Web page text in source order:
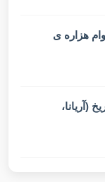
هزاره ی
(آریانا،